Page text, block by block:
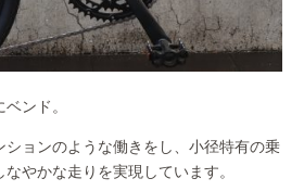
ンド。
ションのような働きをし、小径特有の乗
やかな走りを実現しています。